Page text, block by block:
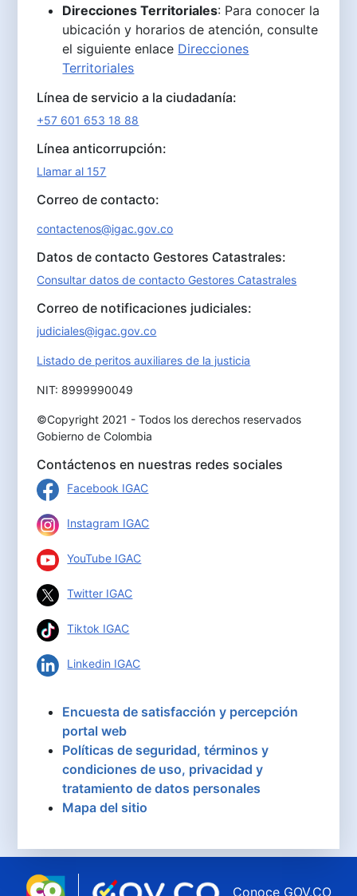
Direcciones Territoriales: Para conocer la
ubicación y horarios de atención, consulte
el siguiente enlace Direcciones
Territoriales
Línea de servicio a la ciudadanía:
+57 601 653 18 88
Línea anticorrupción:
Llamar al 157
Correo de contacto:
contactenos@igac.gov.co
Datos de contacto Gestores Catastrales:
Consultar datos de contacto Gestores Catastrales
Correo de notificaciones judiciales:
judiciales@igac.gov.co
Listado de peritos auxiliares de la justicia
NIT: 8999990049
©Copyright 2021 - Todos los derechos reservados
Gobierno de Colombia
Contáctenos en nuestras redes sociales
Facebook IGAC
Instagram IGAC
YouTube IGAC
Twitter IGAC
Tiktok IGAC
Linkedin IGAC
Encuesta de satisfacción y percepción
portal web
Políticas de seguridad, términos y
condiciones de uso, privacidad y
tratamiento de datos personales
Mapa del sitio
Conoce GOV.CO